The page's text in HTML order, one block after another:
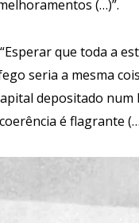
(…)”.
que toda a
seria a mesma
depositado
é flagrante